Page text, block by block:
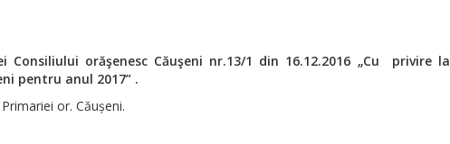
Consiliului orăşenesc Căuşeni nr.13/1 din 16.12.2016 „Cu privire la
pentru anul 2017” .
or. Căușeni.